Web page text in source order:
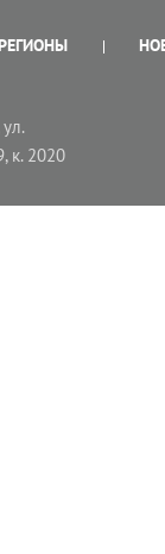
РЕГИОНЫ
к. 2020